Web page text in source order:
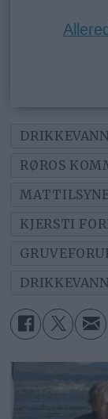
RØROS
KJERSTI
DRIKKEVANN